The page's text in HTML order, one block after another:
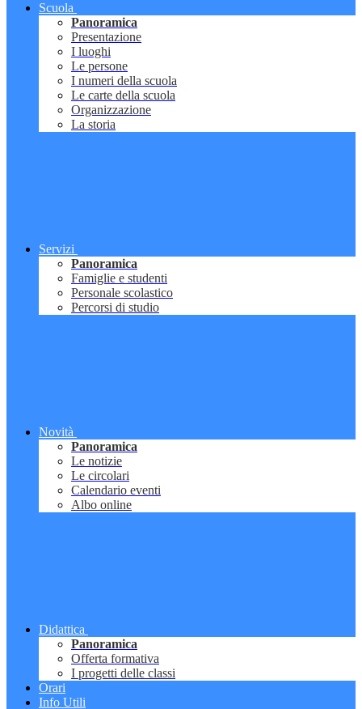
Scuola
Panoramica
Presentazione
I luoghi
Le persone
I numeri della scuola
Le carte della scuola
Organizzazione
La storia
Servizi
Panoramica
Famiglie e studenti
Personale scolastico
Percorsi di studio
Novità
Panoramica
Le notizie
Le circolari
Calendario eventi
Albo online
Didattica
Panoramica
Offerta formativa
I progetti delle classi
Orari
Info Utili